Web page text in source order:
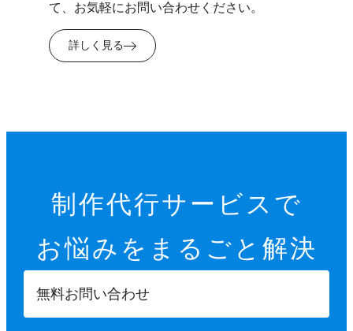
て、お気軽にお問い合わせください。
詳しく見る
制作代行サービスで
お悩みを まるごと解決
無料お問い合わせ